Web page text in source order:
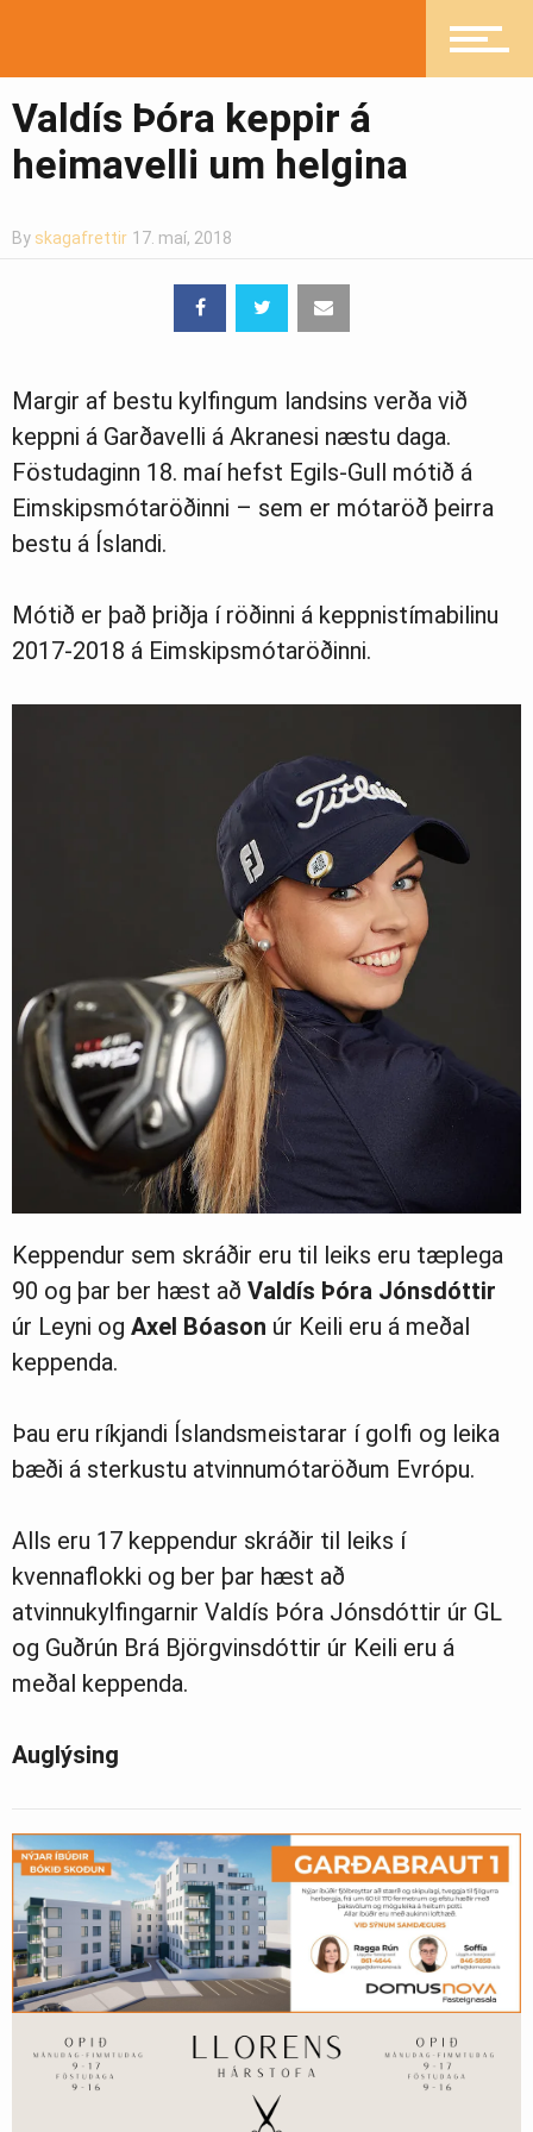
Pistlar
Greinasafn
Valdís Þóra keppir á
heimavelli um helgina
By skagafrettir 17. maí, 2018
Margir af bestu kylfingum landsins verða við
keppni á Garðavelli á Akranesi næstu daga.
Föstudaginn 18. maí hefst Egils-Gull mótið á
Eimskipsmótaröðinni – sem er mótaröð þeirra
bestu á Íslandi.
Mótið er það þriðja í röðinni á keppnistímabilinu
2017-2018 á Eimskipsmótaröðinni.
Keppendur sem skráðir eru til leiks eru tæplega
90 og þar ber hæst að Valdís Þóra Jónsdóttir
úr Leyni og Axel Bóason úr Keili eru á meðal
keppenda.
Þau eru ríkjandi Íslandsmeistarar í golfi og leika
bæði á sterkustu atvinnumótaröðum Evrópu.
Alls eru 17 keppendur skráðir til leiks í
kvennaflokki og ber þar hæst að
atvinnukylfingarnir Valdís Þóra Jónsdóttir úr GL
og Guðrún Brá Björgvinsdóttir úr Keili eru á
meðal keppenda.
Auglýsing